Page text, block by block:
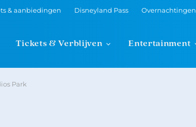
& aanbiedingen Disneyland Pass Overnachtingen
Tickets & Verblijven Entertainment
Park